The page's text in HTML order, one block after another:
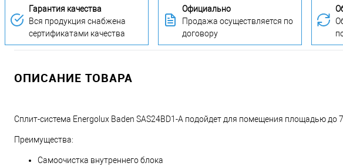
Гарантия качества
Вся продукция снабжена
сертификатами качества
Официально
Продажа осуществляется по
договору
ОПИСАНИЕ ТОВАРА
Сплит-система Energolux Baden SAS24BD1-A подойдет для помещения площадью до
Преимущества:
Самоочистка внутреннего блока